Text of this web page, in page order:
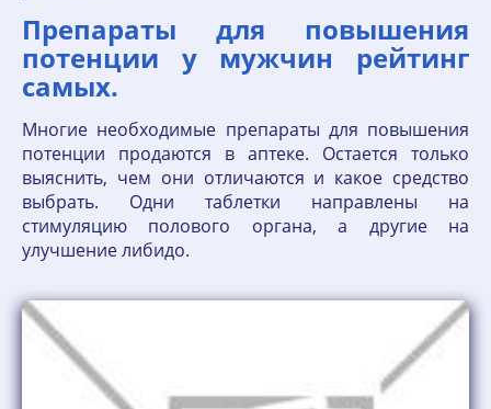
Препараты для повышения
потенции у мужчин рейтинг
самых.
Многие необходимые препараты для повышения
потенции продаются в аптеке. Остается только
выяснить, чем они отличаются и какое средство
выбрать. Одни таблетки направлены на
стимуляцию полового органа, а другие на
улучшение либидо.